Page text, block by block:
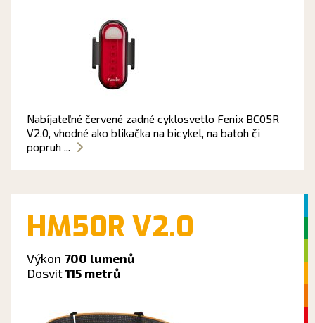
Nabíjateľné červené zadné cyklosvetlo Fenix BC05R
V2.0, vhodné ako blikačka na bicykel, na batoh či
popruh ...
HM50R V2.0
Výkon 700 lumenů
Dosvit115 metrů